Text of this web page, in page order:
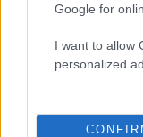
Google for
I want to allow
personalized